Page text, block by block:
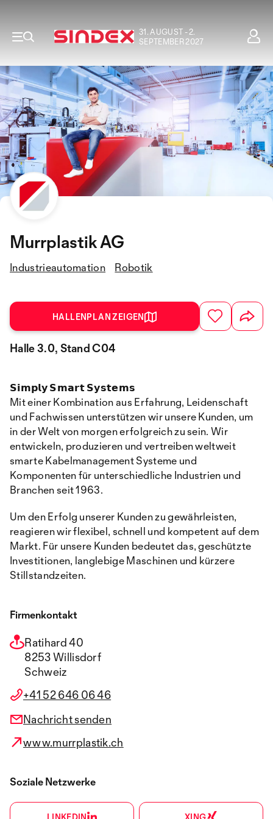
31. AUGUST - 2.
SEPTEMBER 2027
Murrplastik AG
Industrieautomation Robotik
HALLENPLAN ZEIGEN
Halle 3.0, Stand C04
𝗦𝗶𝗺𝗽𝗹𝘆 𝗦𝗺𝗮𝗿𝘁 𝗦𝘆𝘀𝘁𝗲𝗺𝘀
Mit einer Kombination aus Erfahrung, Leidenschaft
und Fachwissen unterstützen wir unsere Kunden, um
in der Welt von morgen erfolgreich zu sein. Wir
entwickeln, produzieren und vertreiben weltweit
smarte Kabelmanagement Systeme und
Komponenten für unterschiedliche Industrien und
Branchen seit 1963.
Um den Erfolg unserer Kunden zu gewährleisten,
reagieren wir flexibel, schnell und kompetent auf dem
Markt. Für unsere Kunden bedeutet das, geschützte
Investitionen, langlebige Maschinen und kürzere
Stillstandzeiten.
Firmenkontakt
Ratihard 40
8253 Willisdorf
Schweiz
+41 52 646 06 46
Nachricht senden
www.murrplastik.ch
Soziale Netzwerke
LINKEDIN XING